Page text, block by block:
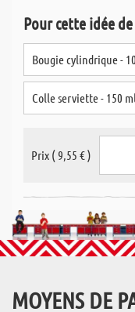
Pour cette idée
Bougie cylindrique -
Colle serviette - 150
Prix ( 9,55 € )
MOYENS DE